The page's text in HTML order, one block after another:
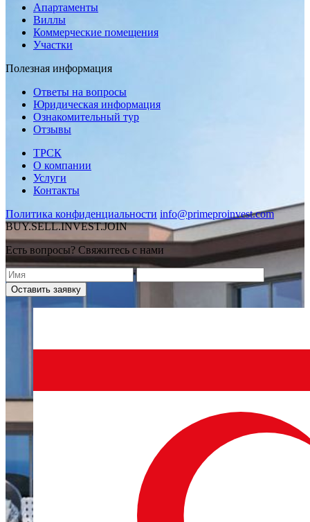
Апартаменты
Виллы
Коммерческие помещения
Участки
Полезная информация
Ответы на вопросы
Юридическая информация
Ознакомительный тур
Отзывы
ТРСК
О компании
Услуги
Контакты
Политика конфиденциальности info@primeproinvest.com
BUY.SELL.INVEST.JOIN
Есть вопросы? Свяжитесь с нами